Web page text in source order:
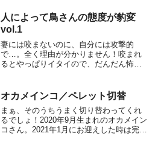
の手から食べ物を受け取ってくれるだけ
でも、スタRead More...
人によって鳥さんの態度が豹変
vol.1
妻には咬まないのに、自分には攻撃的
で…。全く理由が分かりません！咬まれ
るとやっぱりイタイので、だんだん怖く
でしょうか。ご家族の中で鳥さんの態度
がガラリと変わってしまうとRead
More...
オカメインコ／ペレット切替
まぁ、そのうちうまく切り替わってくれ
るでしょ！2020年9月生まれのオカメイン
コさん。2021年1月にお迎えした時は完全